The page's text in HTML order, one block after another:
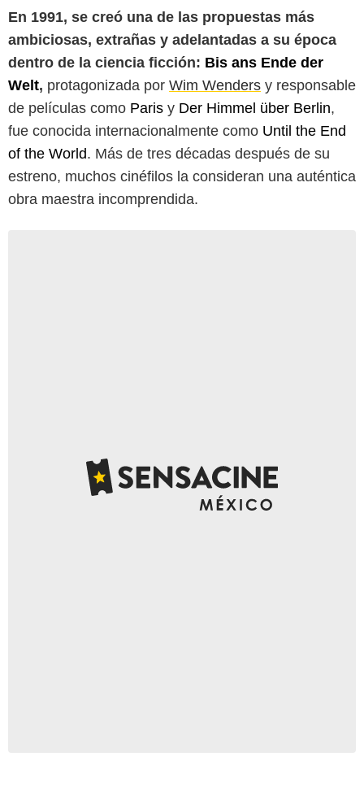
En 1991, se creó una de las propuestas más
ambiciosas, extrañas y adelantadas a su época
dentro de la ciencia ficción: Bis ans Ende der
Welt, protagonizada por Wim Wenders y responsable
de películas como Paris y Der Himmel über Berlin,
fue conocida internacionalmente como Until the End
of the World. Más de tres décadas después de su
estreno, muchos cinéfilos la consideran una auténtica
obra maestra incomprendida.